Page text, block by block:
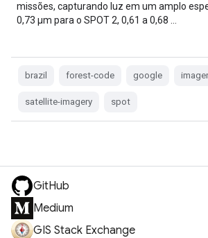
missões, capturando luz em um amplo
0,73 µm para o SPOT 2, 0,61 a 0,68 …
brazil forest-code google
satellite-imagery spot
GitHub
Medium
GIS Stack Exchange